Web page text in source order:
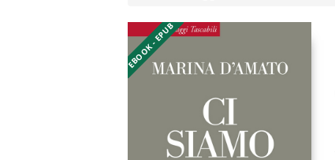
EBOOK - EPUB